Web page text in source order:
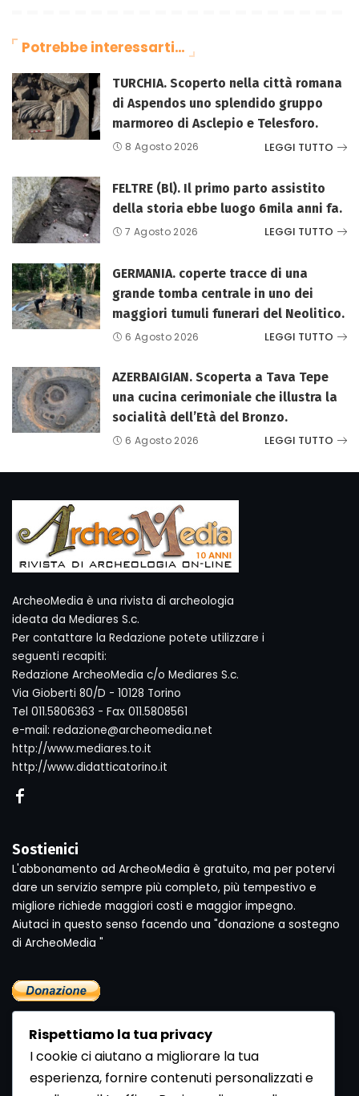
Potrebbe interessarti…
TURCHIA. Scoperto nella città romana
di Aspendos uno splendido gruppo
marmoreo di Asclepio e Telesforo.
8 Agosto 2026 LEGGI TUTTO
FELTRE (Bl). Il primo parto assistito
della storia ebbe luogo 6mila anni fa.
7 Agosto 2026 LEGGI TUTTO
GERMANIA. coperte tracce di una
grande tomba centrale in uno dei
maggiori tumuli funerari del Neolitico.
6 Agosto 2026 LEGGI TUTTO
AZERBAIGIAN. Scoperta a Tava Tepe
una cucina cerimoniale che illustra la
socialità dell’Età del Bronzo.
6 Agosto 2026 LEGGI TUTTO
ArcheoMedia è una rivista di archeologia
ideata da Mediares S.c.
Per contattare la Redazione potete utilizzare i
seguenti recapiti:
Redazione ArcheoMedia c/o Mediares S.c.
Via Gioberti 80/D - 10128 Torino
Tel 011.5806363 - Fax 011.5808561
e-mail: redazione@archeomedia.net
http://www.mediares.to.it
http://www.didatticatorino.it
Sostienici
L'abbonamento ad ArcheoMedia è gratuito, ma per potervi
dare un servizio sempre più completo, più tempestivo e
migliore richiede maggiori costi e maggior impegno.
Aiutaci in questo senso facendo una "donazione a sostegno
di ArcheoMedia "
Rispettiamo la tua privacy
I cookie ci aiutano a migliorare la tua
esperienza, fornire contenuti personalizzati e